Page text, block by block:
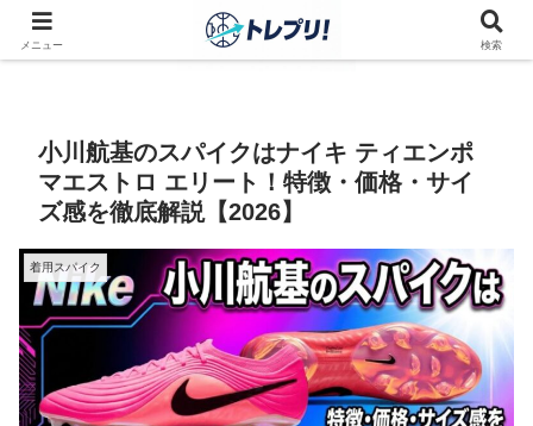
小川航基のスパイクはナイキ ティエンポ
マエストロ エリート！特徴・価格・サイ
ズ感を徹底解説【2026】
着用スパイク
メニュー 検索